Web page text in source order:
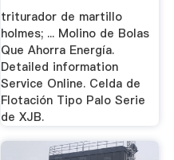
triturador de martillo
holmes; ... Molino de Bolas
Que Ahorra Energía.
Detailed information
Service Online. Celda de
Flotación Tipo Palo Serie
de XJB.